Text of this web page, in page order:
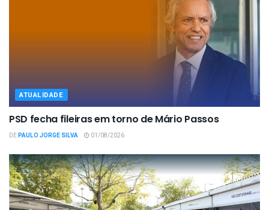
ATUALIDADE
PSD fecha fileiras em torno de Mário Passos
DEPAULO JORGE SILVA 01/08/2026